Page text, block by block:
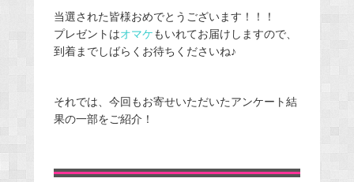
当選された皆様おめでとうございます！！！
プレゼントはオマケもいれてお届けしますので、
到着までしばらくお待ちくださいね♪
それでは、今回もお寄せいただいたアンケート結
果の一部をご紹介！